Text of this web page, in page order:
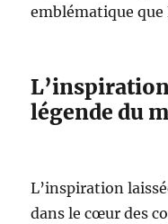
emblématique que
légende du
L’inspiration
dans le cœur des